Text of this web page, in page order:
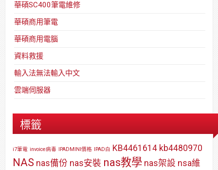
華碩SC400筆電維修
華碩商用筆電
華碩商用電腦
資料救援
輸入法無法輸入中文
雲端伺服器
標籤
i7筆電 invoice病毒 IPADMINI價格 IPAD白 KB4461614 kb4480970
NAS nas備份 nas安裝 nas教學 nas架設 nsa維